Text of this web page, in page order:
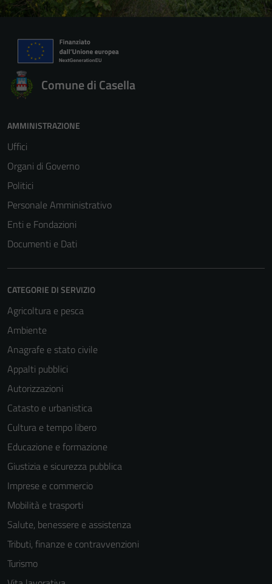
Comune di Casella
AMMINISTRAZIONE
Uffici
Organi di Governo
Politici
Personale Amministrativo
Enti e Fondazioni
Documenti e Dati
CATEGORIE DI SERVIZIO
Agricoltura e pesca
Ambiente
Anagrafe e stato civile
Appalti pubblici
Autorizzazioni
Catasto e urbanistica
Cultura e tempo libero
Educazione e formazione
Giustizia e sicurezza pubblica
Imprese e commercio
Mobilità e trasporti
Salute, benessere e assistenza
Tributi, finanze e contravvenzioni
Turismo